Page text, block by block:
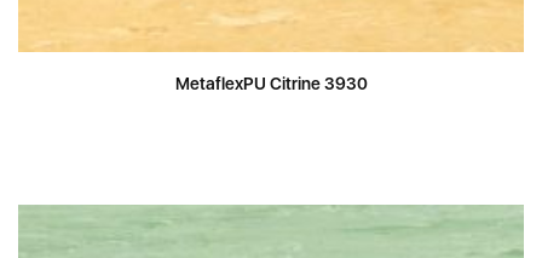
MetaflexPU Citrine 3930